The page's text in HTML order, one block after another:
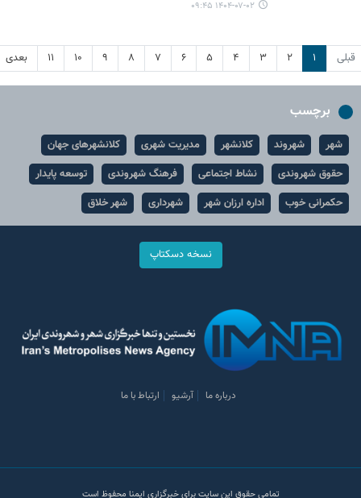
۱۴۰۴-۰۷-۰۲ ۰۹:۴۵
قبلی ۱ ۲ ۳ ۴ ۵ ۶ ۷ ۸ ۹ ۱۰ ۱۱ بعدی
برچسب
شهر شهروند کلانشهر مدیریت شهری
کلانشهرهای جهان
حقوق شهروندی
نشاط اجتماعی فرهنگ شهروندی
توسعه پایدار
حکمرانی خوب
اداره ارزان شهر شهرداری شهر خلاق
نسخه دسکتاپ
درباره ما آرشیو ارتباط با ما
تمامی حقوق این سایت برای خبرگزاری ایمنا محفوظ است